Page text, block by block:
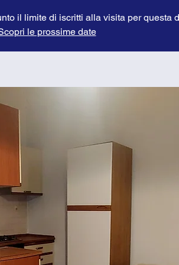
il limite di iscritti alla visita per questa
le prossime date